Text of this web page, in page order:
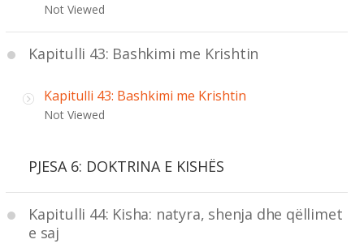
Not Viewed
Kapitulli 43: Bashkimi me Krishtin
Kapitulli 43: Bashkimi me Krishtin
Not Viewed
PJESA 6: DOKTRINA E KISHËS
Kapitulli 44: Kisha: natyra, shenja dhe qëllimet
e saj